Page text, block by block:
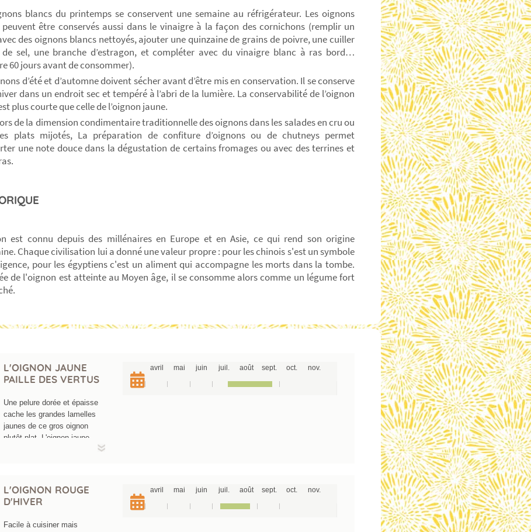
blancs du printemps se conservent une semaine au réfrigérateur. Les oignons
être conservés aussi dans le vinaigre à la façon des cornichons (remplir un
des oignons blancs nettoyés, ajouter une quinzaine de grains de poivre, une cuiller
sel, une branche d’estragon, et compléter avec du vinaigre blanc à ras bord…
60 jours avant de consommer).
d’été et d’automne doivent sécher avant d’être mis en conservation. Il se conserve
dans un endroit sec et tempéré à l’abri de la lumière. La conservabilité de l’oignon
plus courte que celle de l’oignon jaune.
de la dimension condimentaire traditionnelle des oignons dans les salades en cru ou
plats mijotés, La préparation de confiture d’oignons ou de chutneys permet
une note douce dans la dégustation de certains fromages ou avec des terrines et
est connu depuis des millénaires en Europe et en Asie, ce qui rend son origine
Chaque civilisation lui a donné une valeur propre : pour les chinois s'est un symbole
pour les égyptiens c'est un aliment qui accompagne les morts dans la tombe.
de l'oignon est atteinte au Moyen âge, il se consomme alors comme un légume fort
L'OIGNON JAUNE
PAILLE DES VERTUS
Une pelure dorée et épaisse
cache les grandes lamelles
jaunes de ce gros oignon
plutôt plat. L'oignon jaune
d'Aubervilliers. Aujourd'hui,
cette variété est une
référence quant aux qualités
organoleptiques et de
avril mai juin juil. août sept. oct. nov.
L'OIGNON ROUGE
D'HIVER
Facile à cuisiner mais
avril mai juin juil. août sept. oct. nov.